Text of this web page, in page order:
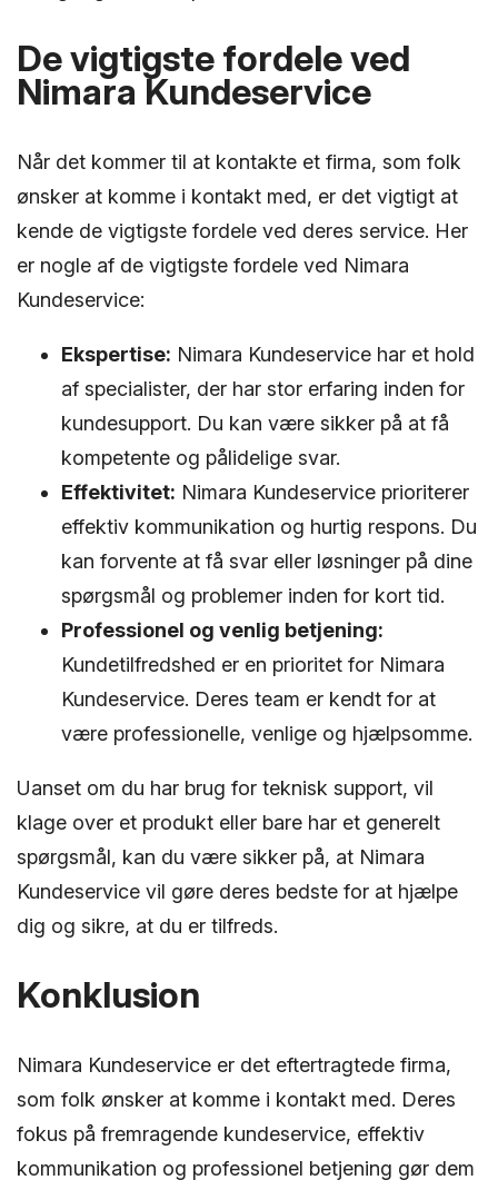
De vigtigste fordele ved
Nimara Kundeservice
Når det kommer til at kontakte et firma, som folk
ønsker at komme i kontakt med, er det vigtigt at
kende de vigtigste fordele ved deres service. Her
er nogle af de vigtigste fordele ved Nimara
Kundeservice:
Ekspertise: Nimara Kundeservice har et hold
af specialister, der har stor erfaring inden for
kundesupport. Du kan være sikker på at få
kompetente og pålidelige svar.
Effektivitet: Nimara Kundeservice prioriterer
effektiv kommunikation og hurtig respons. Du
kan forvente at få svar eller løsninger på dine
spørgsmål og problemer inden for kort tid.
Professionel og venlig betjening:
Kundetilfredshed er en prioritet for Nimara
Kundeservice. Deres team er kendt for at
være professionelle, venlige og hjælpsomme.
Uanset om du har brug for teknisk support, vil
klage over et produkt eller bare har et generelt
spørgsmål, kan du være sikker på, at Nimara
Kundeservice vil gøre deres bedste for at hjælpe
dig og sikre, at du er tilfreds.
Konklusion
Nimara Kundeservice er det eftertragtede firma,
som folk ønsker at komme i kontakt med. Deres
fokus på fremragende kundeservice, effektiv
kommunikation og professionel betjening gør dem